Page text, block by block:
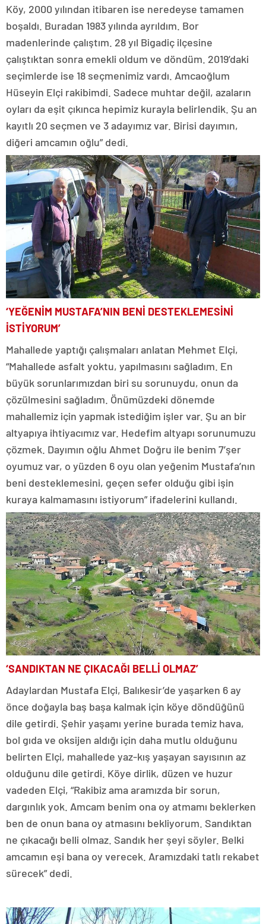
Köy, 2000 yılından itibaren ise neredeyse tamamen
boşaldı. Buradan 1983 yılında ayrıldım. Bor
madenlerinde çalıştım. 28 yıl Bigadiç ilçesine
çalıştıktan sonra emekli oldum ve döndüm. 2019’daki
seçimlerde ise 18 seçmenimiz vardı. Amcaoğlum
Hüseyin Elçi rakibimdi. Sadece muhtar değil, azaların
oyları da eşit çıkınca hepimiz kurayla belirlendik. Şu an
kayıtlı 20 seçmen ve 3 adayımız var. Birisi dayımın,
diğeri amcamın oğlu” dedi.
‘YEĞENİM MUSTAFA’NIN BENİ DESTEKLEMESİNİ
İSTİYORUM’
Mahallede yaptığı çalışmaları anlatan Mehmet Elçi,
“Mahallede asfalt yoktu, yapılmasını sağladım. En
büyük sorunlarımızdan biri su sorunuydu, onun da
çözülmesini sağladım. Önümüzdeki dönemde
mahallemiz için yapmak istediğim işler var. Şu an bir
altyapıya ihtiyacımız var. Hedefim altyapı sorunumuzu
çözmek. Dayımın oğlu Ahmet Doğru ile benim 7’şer
oyumuz var, o yüzden 6 oyu olan yeğenim Mustafa’nın
beni desteklemesini, geçen sefer olduğu gibi işin
kuraya kalmamasını istiyorum” ifadelerini kullandı.
‘SANDIKTAN NE ÇIKACAĞI BELLİ OLMAZ’
Adaylardan Mustafa Elçi, Balıkesir’de yaşarken 6 ay
önce doğayla baş başa kalmak için köye döndüğünü
dile getirdi. Şehir yaşamı yerine burada temiz hava,
bol gıda ve oksijen aldığı için daha mutlu olduğunu
belirten Elçi, mahallede yaz-kış yaşayan sayısının az
olduğunu dile getirdi. Köye dirlik, düzen ve huzur
vadeden Elçi, “Rakibiz ama aramızda bir sorun,
dargınlık yok. Amcam benim ona oy atmamı beklerken
ben de onun bana oy atmasını bekliyorum. Sandıktan
ne çıkacağı belli olmaz. Sandık her şeyi söyler. Belki
amcamın eşi bana oy verecek. Aramızdaki tatlı rekabet
sürecek” dedi.